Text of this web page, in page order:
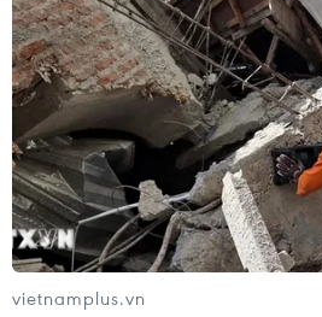
vietnamplus.vn